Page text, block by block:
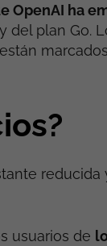
OpenAI ha
del plan Go.
usuarios de